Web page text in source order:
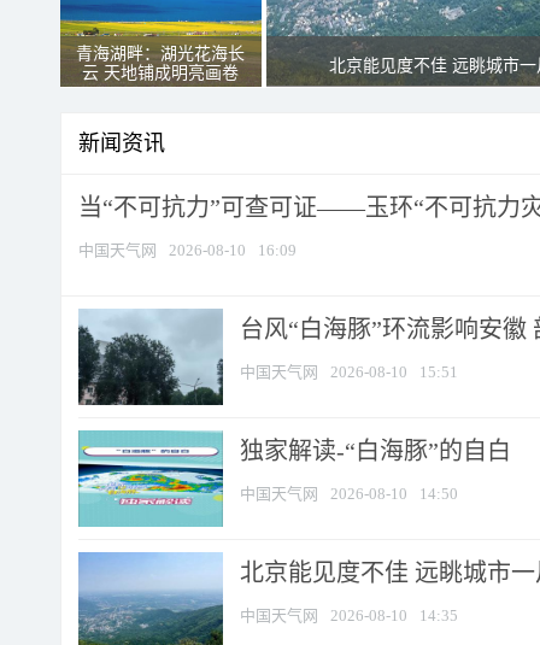
青海湖畔：湖光花海长
云 天地铺成明亮画卷
北京能见度不佳 远眺城市
新闻资讯
当“不可抗力”可查可证——玉环“不可抗力
中国天气网 2026-08-10 16:09
台风“白海豚”环流影响安
中国天气网 2026-08-10 15:51
​独家解读-“白海豚”的自白
中国天气网 2026-08-10 14:50
北京能见度不佳 远眺城市
中国天气网 2026-08-10 14:35